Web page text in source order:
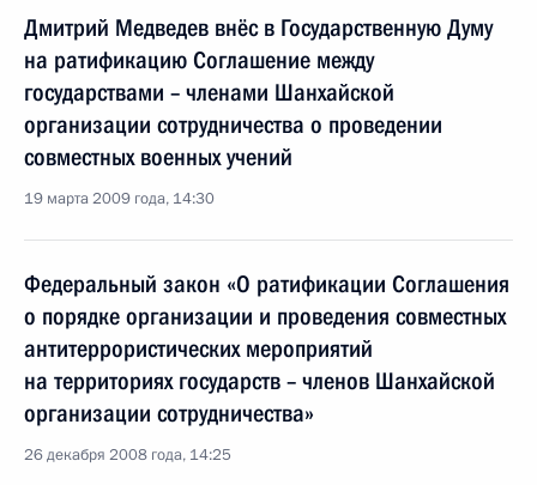
Дмитрий Медведев внёс в Государственную Думу
на ратификацию Соглашение между
государствами – членами Шанхайской
организации сотрудничества о проведении
совместных военных учений
19 марта 2009 года, 14:30
Федеральный закон «О ратификации Соглашения
о порядке организации и проведения совместных
антитеррористических мероприятий
на территориях государств – членов Шанхайской
организации сотрудничества»
26 декабря 2008 года, 14:25